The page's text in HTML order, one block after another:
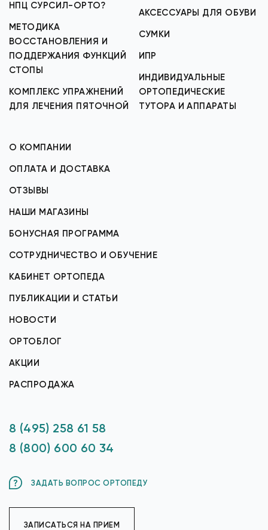
НПЦ СУРСИЛ-ОРТО?
МЕТОДИКА
ВОССТАНОВЛЕНИЯ И
ПОДДЕРЖАНИЯ ФУНКЦИЙ
СТОПЫ
КОМПЛЕКС УПРАЖНЕНИЙ
ДЛЯ ЛЕЧЕНИЯ ПЯТОЧНОЙ
АКСЕССУАРЫ ДЛЯ ОБУВИ
СУМКИ
ИПР
ИНДИВИДУАЛЬНЫЕ
ОРТОПЕДИЧЕСКИЕ
ТУТОРА И АППАРАТЫ
О КОМПАНИИ
ОПЛАТА И ДОСТАВКА
ОТЗЫВЫ
НАШИ МАГАЗИНЫ
БОНУСНАЯ ПРОГРАММА
СОТРУДНИЧЕСТВО И ОБУЧЕНИЕ
КАБИНЕТ ОРТОПЕДА
ПУБЛИКАЦИИ И СТАТЬИ
НОВОСТИ
ОРТОБЛОГ
АКЦИИ
РАСПРОДАЖА
8 (495) 258 61 58
8 (800) 600 60 34
ЗАДАТЬ ВОПРОС ОРТОПЕДУ
ЗАПИСАТЬСЯ НА ПРИЕМ